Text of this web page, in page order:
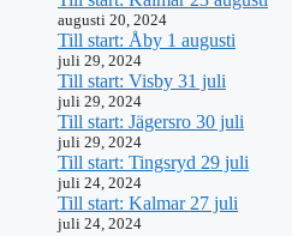
augusti 20, 2024
Till start: Åby 1 augusti
juli 29, 2024
Till start: Visby 31 juli
juli 29, 2024
Till start: Jägersro 30 juli
juli 29, 2024
Till start: Tingsryd 29 juli
juli 24, 2024
Till start: Kalmar 27 juli
juli 24, 2024